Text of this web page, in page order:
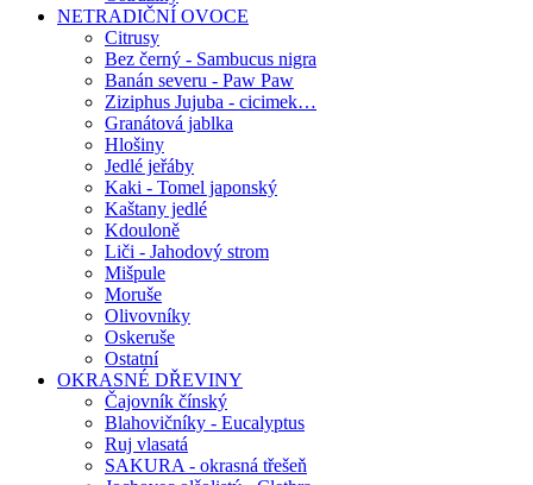
NETRADIČNÍ OVOCE
Citrusy
Bez černý - Sambucus nigra
Banán severu - Paw Paw
Ziziphus Jujuba - cicimek…
Granátová jablka
Hlošiny
Jedlé jeřáby
Kaki - Tomel japonský
Kaštany jedlé
Kdouloně
Liči - Jahodový strom
Mišpule
Moruše
Olivovníky
Oskeruše
Ostatní
OKRASNÉ DŘEVINY
Čajovník čínský
Blahovičníky - Eucalyptus
Ruj vlasatá
SAKURA - okrasná třešeň